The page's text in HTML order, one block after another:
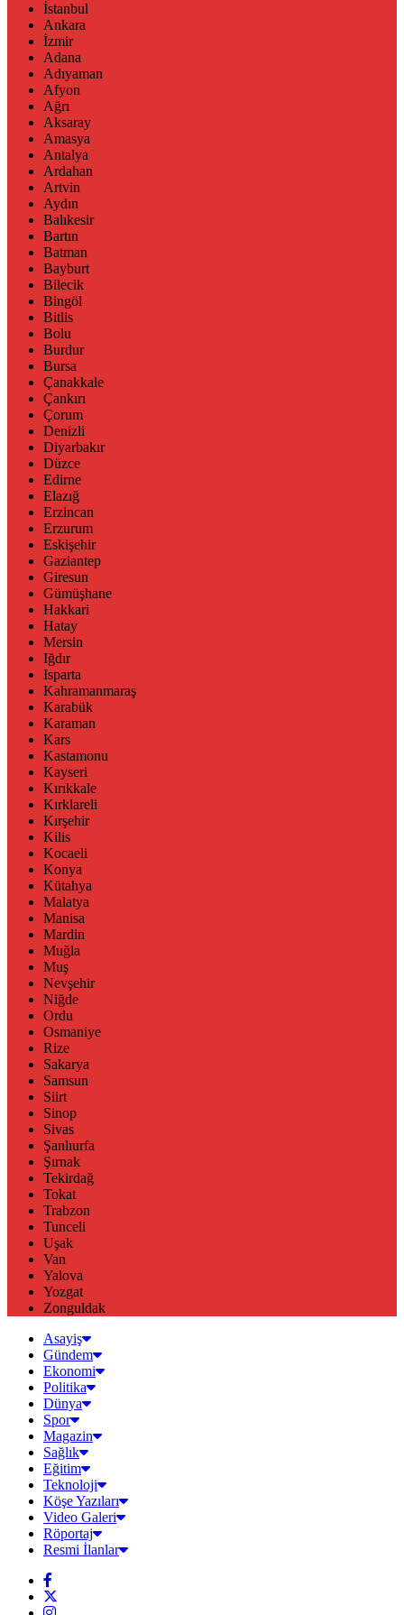
İstanbul
Ankara
İzmir
Adana
Adıyaman
Afyon
Ağrı
Aksaray
Amasya
Antalya
Ardahan
Artvin
Aydın
Balıkesir
Bartın
Batman
Bayburt
Bilecik
Bingöl
Bitlis
Bolu
Burdur
Bursa
Çanakkale
Çankırı
Çorum
Denizli
Diyarbakır
Düzce
Edirne
Elazığ
Erzincan
Erzurum
Eskişehir
Gaziantep
Giresun
Gümüşhane
Hakkari
Hatay
Mersin
Iğdır
Isparta
Kahramanmaraş
Karabük
Karaman
Kars
Kastamonu
Kayseri
Kırıkkale
Kırklareli
Kırşehir
Kilis
Kocaeli
Konya
Kütahya
Malatya
Manisa
Mardin
Muğla
Muş
Nevşehir
Niğde
Ordu
Osmaniye
Rize
Sakarya
Samsun
Siirt
Sinop
Sivas
Şanlıurfa
Şırnak
Tekirdağ
Tokat
Trabzon
Tunceli
Uşak
Van
Yalova
Yozgat
Zonguldak
Asayiş
Gündem
Ekonomi
Politika
Dünya
Spor
Magazin
Sağlık
Eğitim
Teknoloji
Köşe Yazıları
Video Galeri
Röportaj
Resmi İlanlar